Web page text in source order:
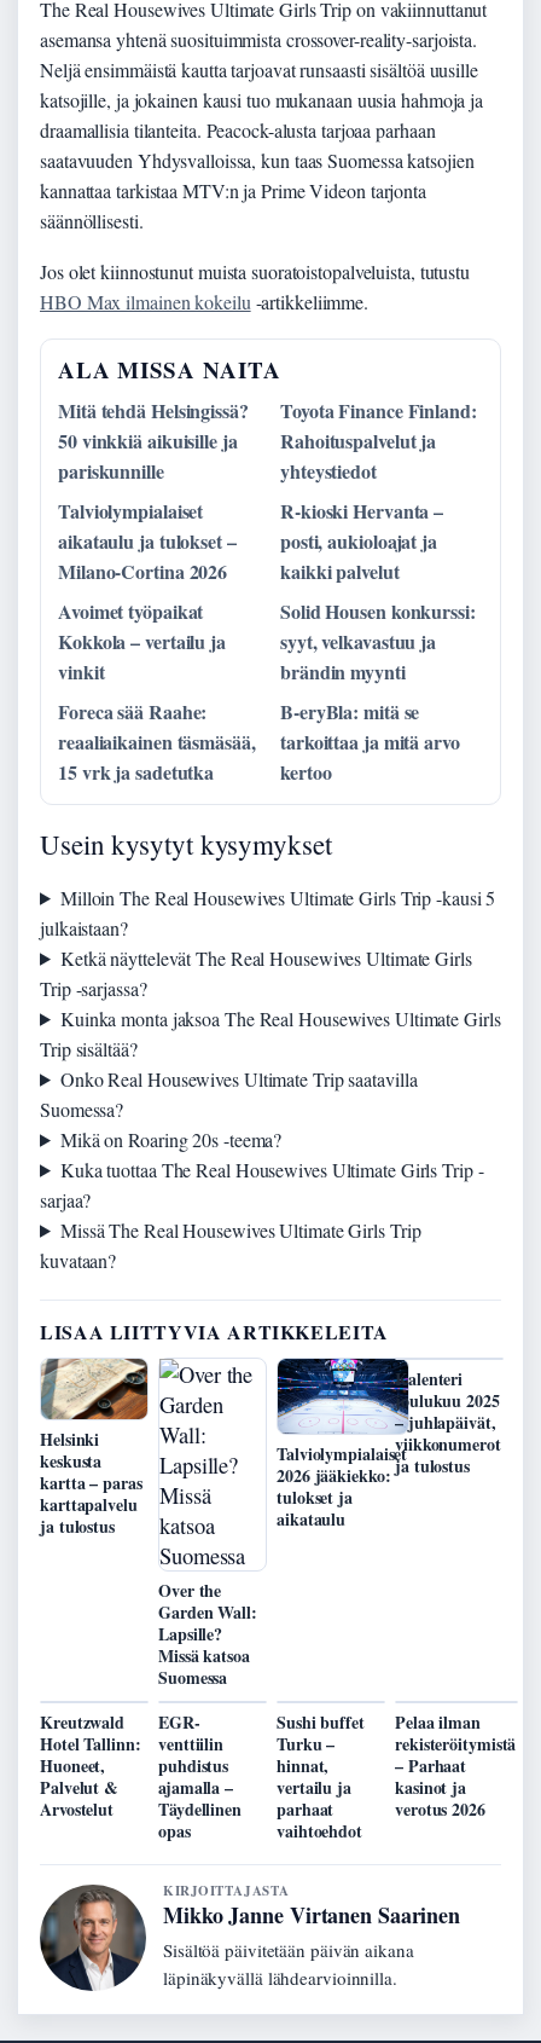
The Real Housewives Ultimate Girls Trip on vakiinnuttanut
asemansa yhtenä suosituimmista crossover-reality-sarjoista.
Neljä ensimmäistä kautta tarjoavat runsaasti sisältöä uusille
katsojille, ja jokainen kausi tuo mukanaan uusia hahmoja ja
draamallisia tilanteita. Peacock-alusta tarjoaa parhaan
saatavuuden Yhdysvalloissa, kun taas Suomessa katsojien
kannattaa tarkistaa MTV:n ja Prime Videon tarjonta
säännöllisesti.
Jos olet kiinnostunut muista suoratoistopalveluista, tutustu
HBO Max ilmainen kokeilu -artikkeliimme.
ALA MISSA NAITA
Mitä tehdä Helsingissä?
50 vinkkiä aikuisille ja
pariskunnille
Toyota Finance Finland:
Rahoituspalvelut ja
yhteystiedot
Talviolympialaiset
aikataulu ja tulokset –
Milano-Cortina 2026
R-kioski Hervanta –
posti, aukioloajat ja
kaikki palvelut
Avoimet työpaikat
Kokkola – vertailu ja
vinkit
Solid Housen konkurssi:
syyt, velkavastuu ja
brändin myynti
Foreca sää Raahe:
reaaliaikainen täsmäsää,
15 vrk ja sadetutka
B-eryBla: mitä se
tarkoittaa ja mitä arvo
kertoo
Usein kysytyt kysymykset
Milloin The Real Housewives Ultimate Girls Trip -kausi 5
julkaistaan?
Ketkä näyttelevät The Real Housewives Ultimate Girls
Trip -sarjassa?
Kuinka monta jaksoa The Real Housewives Ultimate Girls
Trip sisältää?
Onko Real Housewives Ultimate Trip saatavilla
Suomessa?
Mikä on Roaring 20s -teema?
Kuka tuottaa The Real Housewives Ultimate Girls Trip -
sarjaa?
Missä The Real Housewives Ultimate Girls Trip
kuvataan?
LISAA LIITTYVIA ARTIKKELEITA
Helsinki
keskusta
kartta – paras
karttapalvelu
ja tulostus
Over the
Garden Wall:
Lapsille?
Missä katsoa
Suomessa
Talviolympialaiset
2026 jääkiekko:
tulokset ja
aikataulu
Kalenteri
joulukuu 2025
– juhlapäivät,
viikkonumerot
ja tulostus
Kreutzwald
Hotel Tallinn:
Huoneet,
Palvelut &
Arvostelut
EGR-
venttiilin
puhdistus
ajamalla –
Täydellinen
opas
Sushi buffet
Turku –
hinnat,
vertailu ja
parhaat
vaihtoehdot
Pelaa ilman
rekisteröitymistä
– Parhaat
kasinot ja
verotus 2026
KIRJOITTAJASTA
Mikko Janne Virtanen Saarinen
Sisältöä päivitetään päivän aikana
läpinäkyvällä lähdearvioinnilla.